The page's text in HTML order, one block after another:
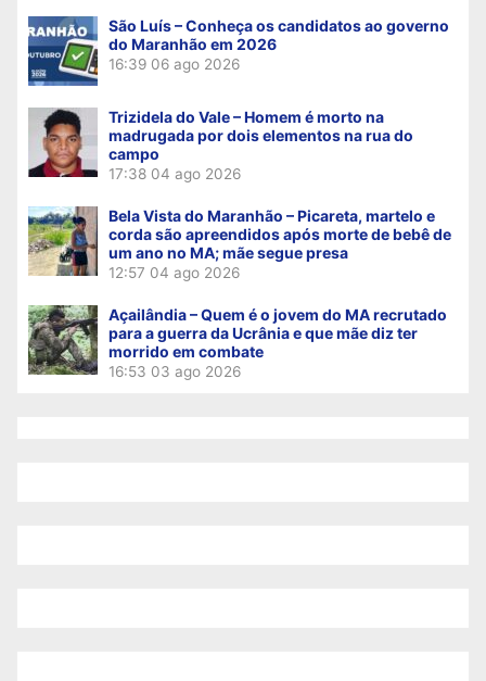
São Luís – Conheça os candidatos ao governo
do Maranhão em 2026
16:39 06 ago 2026
Trizidela do Vale – Homem é morto na
madrugada por dois elementos na rua do
campo
17:38 04 ago 2026
Bela Vista do Maranhão – Picareta, martelo e
corda são apreendidos após morte de bebê de
um ano no MA; mãe segue presa
12:57 04 ago 2026
Açailândia – Quem é o jovem do MA recrutado
para a guerra da Ucrânia e que mãe diz ter
morrido em combate
16:53 03 ago 2026